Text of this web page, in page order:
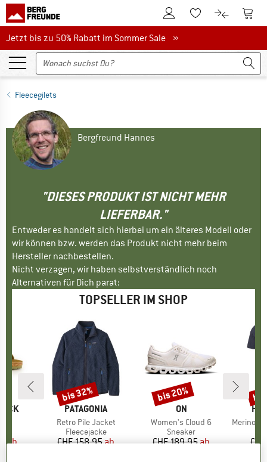
Zum KundenkontoZum Merkzettel.
Zum Zum
Jetzt bis zu 50% Rabatt im Sommer Sale
Jetzt bis zu 50% Rabatt im Sommer Sale »
Fleecegilets
Bergfreund Hannes
"DIESES PRODUKT IST NICHT MEHR
LIEFERBAR."
Entweder es handelt sich hierbei um ein älteres Modell oder
wir können bzw. werden das Produkt nicht mehr beim
Hersteller nachbestellen.
Nicht verzagen, wir haben selbstverständlich noch
Alternativen für Dich parat:
TOPSELLER IM SHOP
Preis
ab
MARKE
PATAGONIA
Artikel
Retro Pile Jacket
Produktgruppe
Fleecejacke
Preis
CHF 158.95reduzierter Preis
ab
Rabatt
bis 32%
MARKE
ON
Artikel
Women's Cloud 6
Produktgruppe
Sneaker
Preis
CHF 189.95reduzierter Preis
ab
Rabatt
bis 20%
Artikel
MerinoMix150